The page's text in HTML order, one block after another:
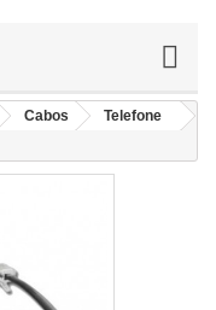
Cabos
Telefone